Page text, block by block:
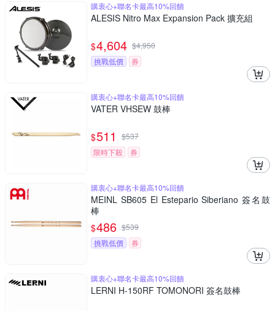
購衷心+聯名卡最高10%回饋
ALESIS Nitro Max Expansion Pack 擴充組
$4,604 $4,950
挑戰低價
券
購衷心+聯名卡最高10%回饋
VATER VHSEW 鼓棒
$511 $537
限時下殺
券
購衷心+聯名卡最高10%回饋
MEINL SB605 El Estepario Siberiano 簽名鼓
棒
$486 $539
挑戰低價
券
購衷心+聯名卡最高10%回饋
LERNI H-150RF TOMONORI 簽名鼓棒